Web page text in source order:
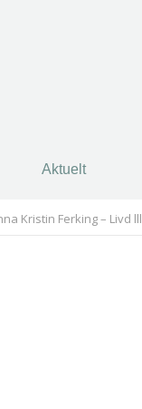
Aktuelt
Kristin Ferking – Livd lll